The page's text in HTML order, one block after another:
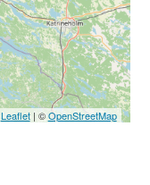
Leaflet| ©OpenStreetMap